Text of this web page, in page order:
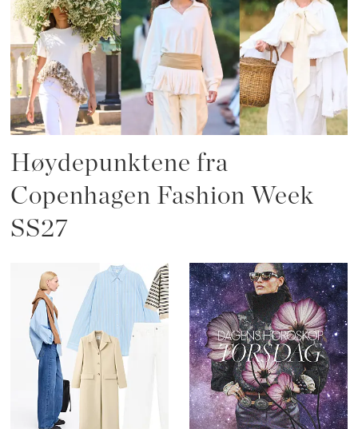
Høydepunktene fra
Copenhagen Fashion Week
SS27